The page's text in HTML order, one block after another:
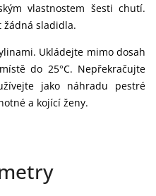
vlastnostem šesti chutí.
žádná sladidla.
Ukládejte mimo dosah
do 25°C. Nepřekračujte
jako náhradu pestré
a kojící ženy.